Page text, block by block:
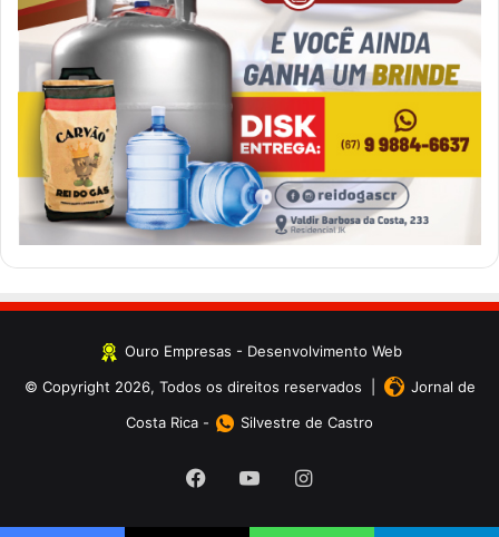
Ouro Empresas - Desenvolvimento Web
© Copyright 2026, Todos os direitos reservados |
Jornal de
Costa Rica - Silvestre de Castro
Facebook
YouTubeInstagram